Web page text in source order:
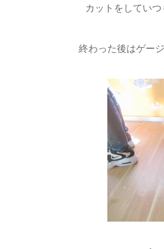
カットをしてい
終わった後はゲー